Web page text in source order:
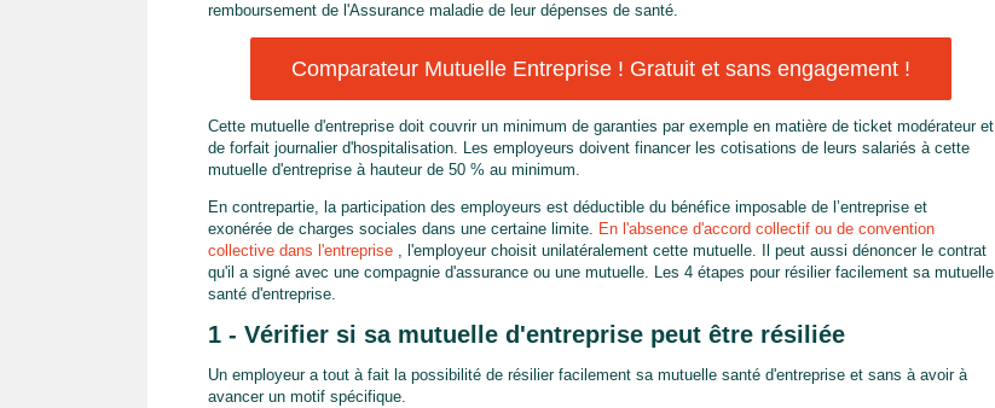
remboursement de l'Assurance maladie de leur dépenses de santé.
Comparateur Mutuelle Entreprise ! Gratuit et sans engagement !
Cette mutuelle d'entreprise doit couvrir un minimum de garanties par exemple en matière de ticket modérateur et
de forfait journalier d'hospitalisation. Les employeurs doivent financer les cotisations de leurs salariés à cette
mutuelle d'entreprise à hauteur de 50 % au minimum.
En contrepartie, la participation des employeurs est déductible du bénéfice imposable de l’entreprise et
exonérée de charges sociales dans une certaine limite. En l'absence d'accord collectif ou de convention
collective dans l'entreprise , l'employeur choisit unilatéralement cette mutuelle. Il peut aussi dénoncer le contrat
qu'il a signé avec une compagnie d'assurance ou une mutuelle. Les 4 étapes pour résilier facilement sa mutuelle
santé d'entreprise.
1 - Vérifier si sa mutuelle d'entreprise peut être résiliée
Un employeur a tout à fait la possibilité de résilier facilement sa mutuelle santé d'entreprise et sans à avoir à
avancer un motif spécifique.